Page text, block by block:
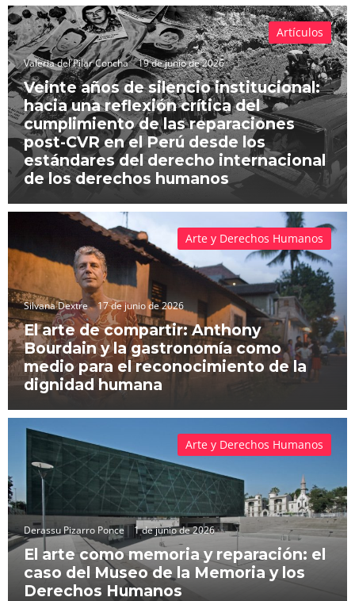
Valeria del Pilar Concha 19 de junio de 2026
Veinte años de silencio institucional:
hacia una reflexión crítica del
cumplimiento de las reparaciones
post-CVR en el Perú desde los
estándares del derecho internacional
de los derechos humanos
Artículos
Silvana Dextre 17 de junio de 2026
El arte de compartir: Anthony
Bourdain y la gastronomía como
medio para el reconocimiento de la
dignidad humana
Arte y Derechos Humanos
Derassu Pizarro Ponce 1 de junio de 2026
El arte como memoria y reparación: el
caso del Museo de la Memoria y los
Derechos Humanos
Arte y Derechos Humanos